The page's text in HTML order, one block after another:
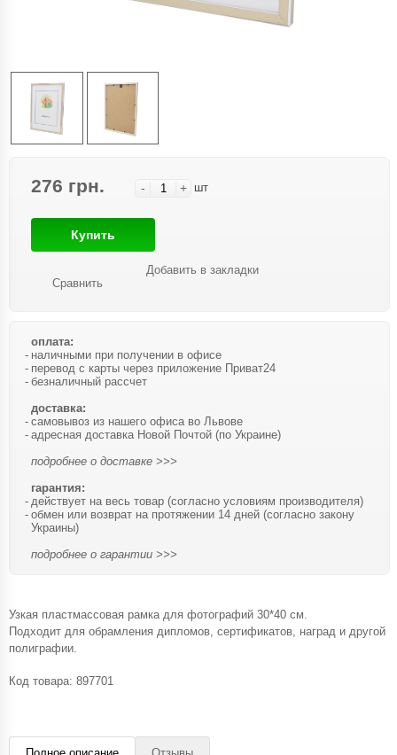
276 грн. - + шт
Купить
Сравнить
Добавить в закладки
оплата:
наличными при получении в офисе
перевод с карты через приложение Приват24
безналичный рассчет
доставка:
самовывоз из нашего офиса во Львове
адресная доставка Новой Почтой (по Украине)
подробнее о доставке >>>
гарантия:
действует на весь товар (согласно условиям производителя)
обмен или возврат на протяжении 14 дней (согласно закону
Украины)
подробнее о гарантии >>>
Узкая пластмассовая рамка для фотографий 30*40 см.
Подходит для обрамления дипломов, сертификатов, наград и другой
полиграфии.
Код товара: 897701